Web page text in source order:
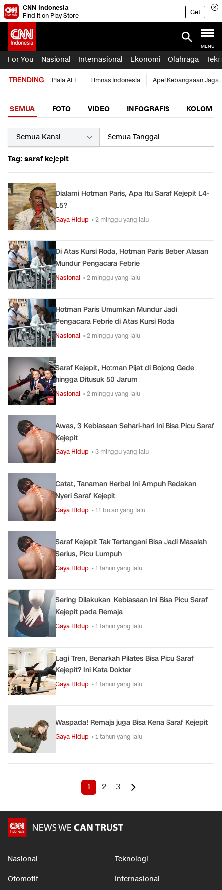
CNN Indonesia
Find it on Play Store
Get
MENU
For You Nasional Internasional Ekonomi Olahraga
TRENDING Piala AFF Timnas Indonesia Apel Kebangsaan Jaga
SEMUA FOTO VIDEO INFOGRAFIS KOLOM
Tag: saraf kejepit
Dialami Hotman Paris, Apa Itu Saraf Kejepit L4-
L5?
Gaya Hidup • 2 minggu yang lalu
Di Atas Kursi Roda, Hotman Paris Beber Alasan
Mundur Pengacara Febrie
Nasional • 2 minggu yang lalu
Hotman Paris Umumkan Mundur Jadi
Pengacara Febrie di Atas Kursi Roda
Nasional • 2 minggu yang lalu
Saraf Kejepit, Hotman Pijat di Bojong Gede
hingga Ditusuk 50 Jarum
Nasional • 2 minggu yang lalu
Awas, 3 Kebiasaan Sehari-hari Ini Bisa Picu Saraf
Kejepit
Gaya Hidup • 3 minggu yang lalu
Catat, Tanaman Herbal Ini Ampuh Redakan
Nyeri Saraf Kejepit
Gaya Hidup • 11 bulan yang lalu
Saraf Kejepit Tak Tertangani Bisa Jadi Masalah
Serius, Picu Lumpuh
Gaya Hidup • 1 tahun yang lalu
Sering Dilakukan, Kebiasaan Ini Bisa Picu Saraf
Kejepit pada Remaja
Gaya Hidup • 1 tahun yang lalu
Lagi Tren, Benarkah Pilates Bisa Picu Saraf
Kejepit? Ini Kata Dokter
Gaya Hidup • 1 tahun yang lalu
Waspada! Remaja juga Bisa Kena Saraf Kejepit
Gaya Hidup • 1 tahun yang lalu
1 2 3
Nasional Teknologi
Otomotif Internasional